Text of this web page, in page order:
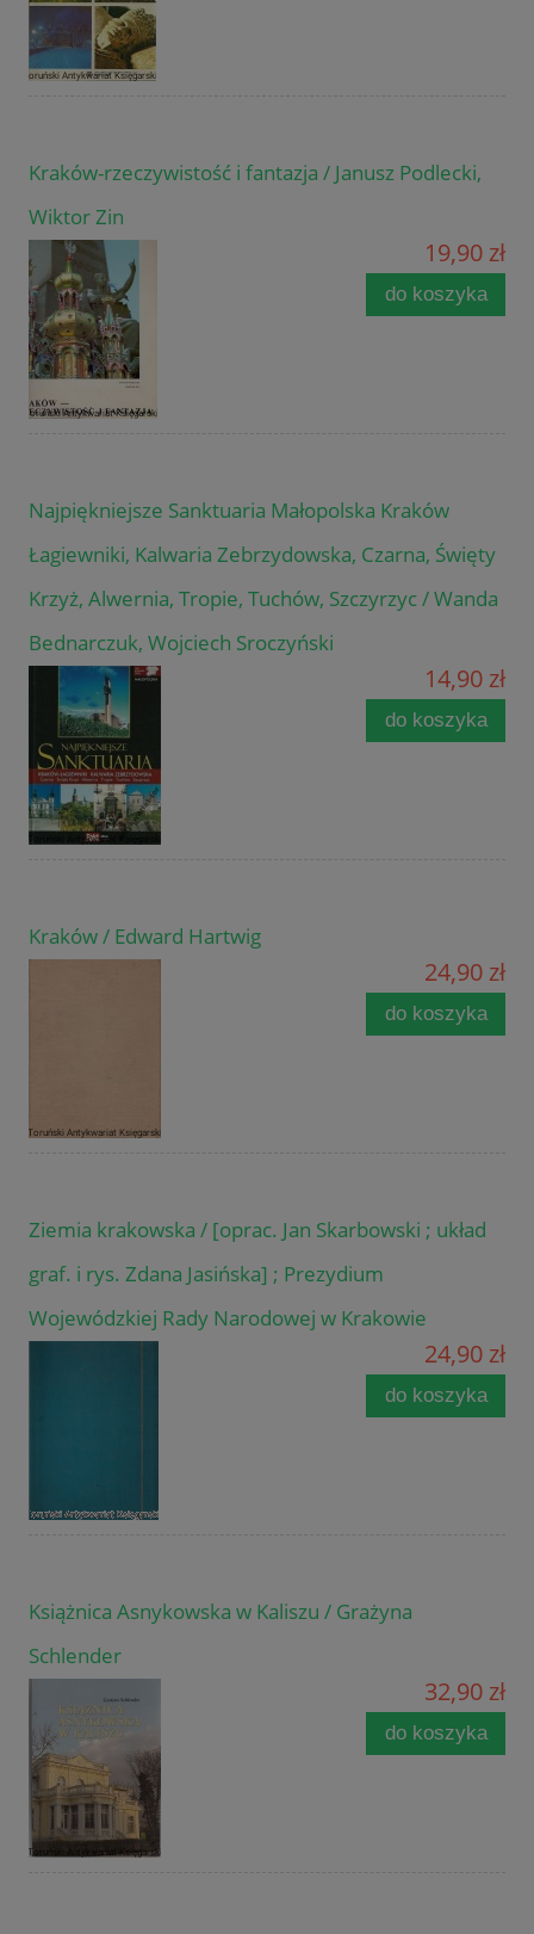
Kraków-rzeczywistość i fantazja / Janusz Podlecki,
Wiktor Zin
19,90 zł
do koszyka
Najpiękniejsze Sanktuaria Małopolska Kraków
Łagiewniki, Kalwaria Zebrzydowska, Czarna, Święty
Krzyż, Alwernia, Tropie, Tuchów, Szczyrzyc / Wanda
Bednarczuk, Wojciech Sroczyński
14,90 zł
do koszyka
Kraków / Edward Hartwig
24,90 zł
do koszyka
Ziemia krakowska / [oprac. Jan Skarbowski ; układ
graf. i rys. Zdana Jasińska] ; Prezydium
Wojewódzkiej Rady Narodowej w Krakowie
24,90 zł
do koszyka
Książnica Asnykowska w Kaliszu / Grażyna
Schlender
32,90 zł
do koszyka